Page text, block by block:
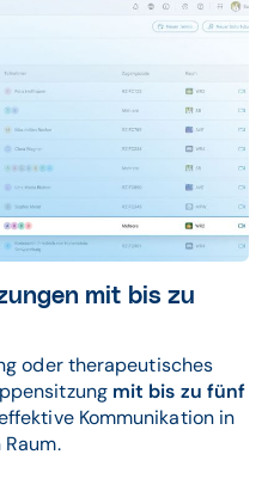
mit bis zu
oder therapeutisches
mit bis zu fünf
Kommunikation in